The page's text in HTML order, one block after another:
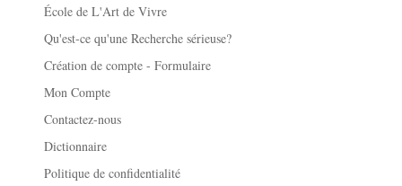
École de L'Art de Vivre
Qu'est-ce qu'une Recherche sérieuse?
Création de compte - Formulaire
Mon Compte
Contactez-nous
Dictionnaire
Politique de confidentialité